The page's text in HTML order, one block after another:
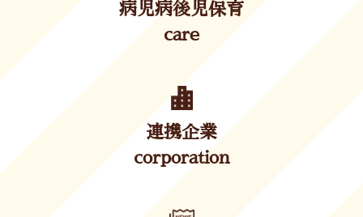
病児病後児保育
care
連携企業
corporation